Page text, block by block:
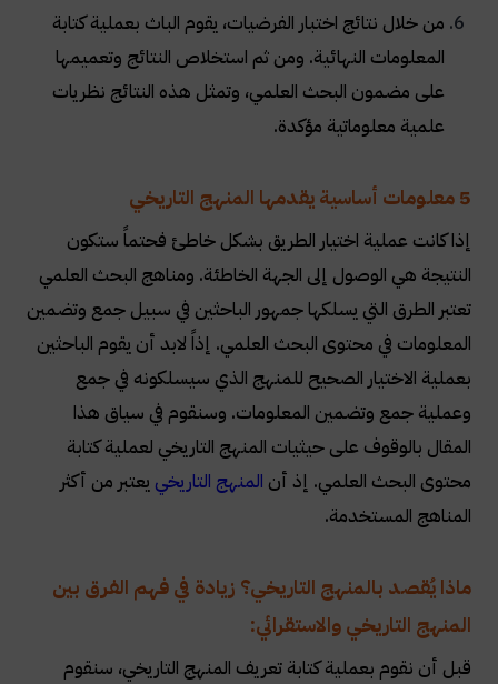
من خلال نتائج اختبار الفرضيات، يقوم الباث بعملية كتابة
المعلومات النهائية. ومن ثم استخلاص النتائج وتعميمها
على مضمون البحث العلمي، وتمثل هذه النتائج نظريات
علمية معلوماتية مؤكدة.
5 معلومات أساسية يقدمها المنهج التاريخي
إذا كانت عملية اختيار الطريق بشكل خاطئ فحتماً ستكون
النتيجة هي الوصول إلى الجهة الخاطئة. ومناهج البحث العلمي
تعتبر الطرق التي يسلكها جمهور الباحثين في سبيل جمع وتضمين
المعلومات في محتوى البحث العلمي. إذاً لابد أن يقوم الباحثين
بعملية الاختيار الصحيح للمنهج الذي سيسلكونه في جمع
وعملية جمع وتضمين المعلومات. وسنقوم في سياق هذا
المقال بالوقوف على حيثيات المنهج التاريخي لعملية كتابة
محتوى البحث العلمي. إذ أن المنهج التاريخي يعتبر من أكثر
المناهج المستخدمة.
ماذا يُقصد بالمنهج التاريخي؟ زيادة في فهم الفرق بين
المنهج التاريخي والاستقرائي:
قبل أن نقوم بعملية كتابة تعريف المنهج التاريخي، سنقوم